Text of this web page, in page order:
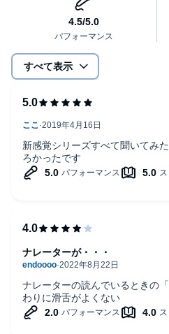
すべて表示
新感覚シリーズすべて聞いてみ
ろかったです
ナレーターの読んでいるときの
わりに滑舌がよくない
ナレーターが・・・